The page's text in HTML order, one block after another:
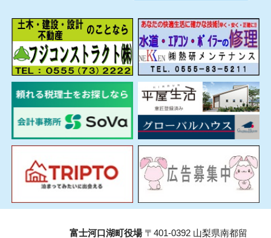
富士河口湖町役場〒401-0392 山梨県南都留